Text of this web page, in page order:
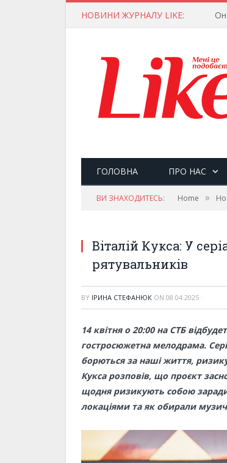
НОВИНИ ЖУРНАЛУ LIKE:
ГОЛОВНА ПРО НАС
ВИ ЗНАХОДИТЕСЬ: Home »
Віталій Кукса: У
рятувальників
BY ІРИНА СТЕФАНЮК ON 08.04.2025 ·
14 квітня о 20:00 на СТБ
гостросюжетна мелодрама.
борються за наші життя,
Кукса розповів, що проєкт
щодня ризикують собою
локаціями та як обирали